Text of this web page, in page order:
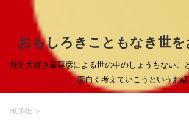
おもしろきこともなき世
歴史大好き葦尊彦による世の中のしょうもないこ
面白く考えていこうというお話
HOME >